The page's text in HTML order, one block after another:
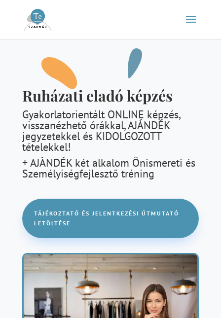
Ruházati eladó képzés
Gyakorlatorientált ONLINE képzés,
visszanézhető órákkal, AJÁNDÉK
jegyzetekkel és KIDOLGOZOTT
tételekkel!
+ AJÀNDÉK két alkalom Önismereti és
Személyiségfejlesztő tréning
TÁJÉKOZTATÓ ÉS JELENTKEZÉSI ÚTMUTATÓ
LETÖLTÉSE